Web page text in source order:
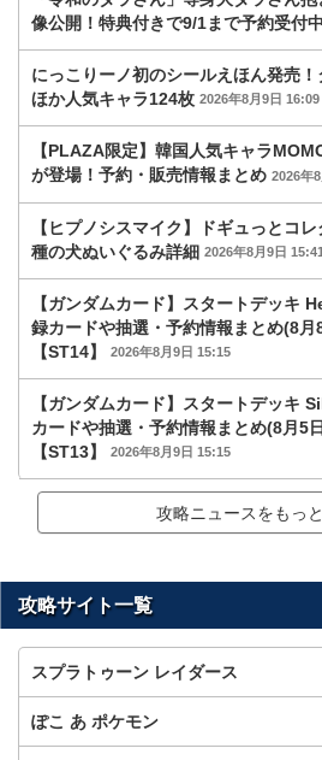
像公開！特典付きで9/1まで予約受付中
にっこりーノ初のシールえほん発売
ほか人気キャラ124枚 2026年8月9日 16:09
【PLAZA限定】韓国人気キャラ
が登場！予約・販売情報まとめ 2026年
【ヒプノシスマイク】ドギュっとコ
種の犬ぬいぐるみ詳細 2026年8月9日 15:41
【ガンダムカード】スタートデッキ
録カードや抽選・予約情報まとめ(8月
【ST14】
2026年8月9日 15:15
【ガンダムカード】スタートデッキ
カードや抽選・予約情報まとめ(8月5
【ST13】
2026年8月9日 15:15
攻略ニュースをもっ
攻略サイト一覧
スプラトゥーン レイダース
ぽこ あ ポケモン